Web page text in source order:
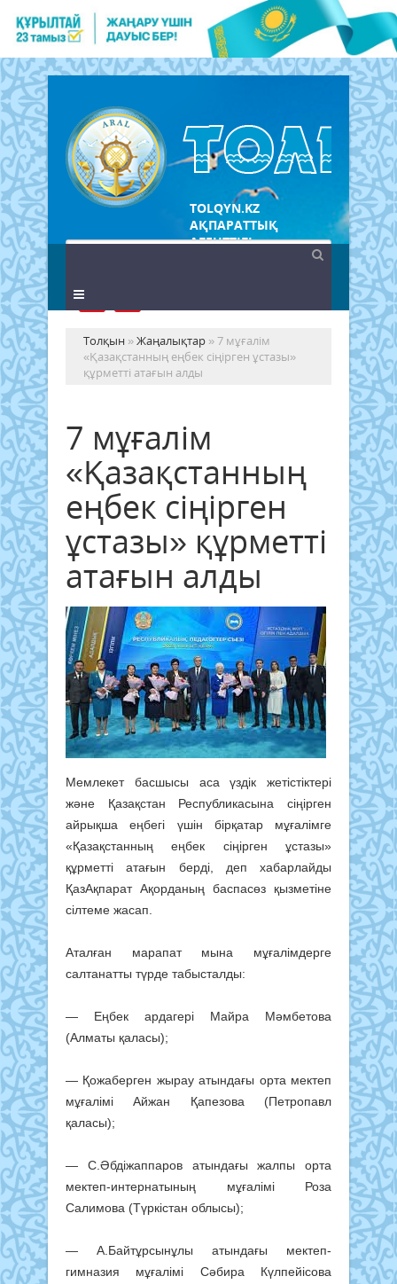
TOLQYN.KZ
АҚПАРАТТЫҚ
АГЕНТТІГІ
Толқын »Жаңалықтар » 7 мұғалім
«Қазақстанның еңбек сіңірген ұстазы»
құрметті атағын алды
7 мұғалім
«Қазақстанның
еңбек сіңірген
ұстазы» құрметті
атағын алды
Мемлекет басшысы аса үздік жетістіктері
және Қазақстан Республикасына сіңірген
айрықша еңбегі үшін бірқатар мұғалімге
«Қазақстанның еңбек сіңірген ұстазы»
құрметті атағын берді, деп хабарлайды
ҚазАқпарат Ақорданың баспасөз қызметіне
сілтеме жасап.
Аталған марапат мына мұғалімдерге
салтанатты түрде табысталды:
— Еңбек ардагері Майра Мәмбетова
(Алматы қаласы);
— Қожаберген жырау атындағы орта мектеп
мұғалімі Айжан Қапезова (Петропавл
қаласы);
— С.Әбдіжаппаров атындағы жалпы орта
мектеп-интернатының мұғалімі Роза
Салимова (Түркістан облысы);
— А.Байтұрсынұлы атындағы мектеп-
гимназия мұғалімі Сәбира Күлпейісова